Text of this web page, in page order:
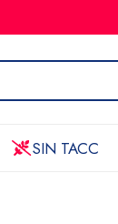
SIN TACC